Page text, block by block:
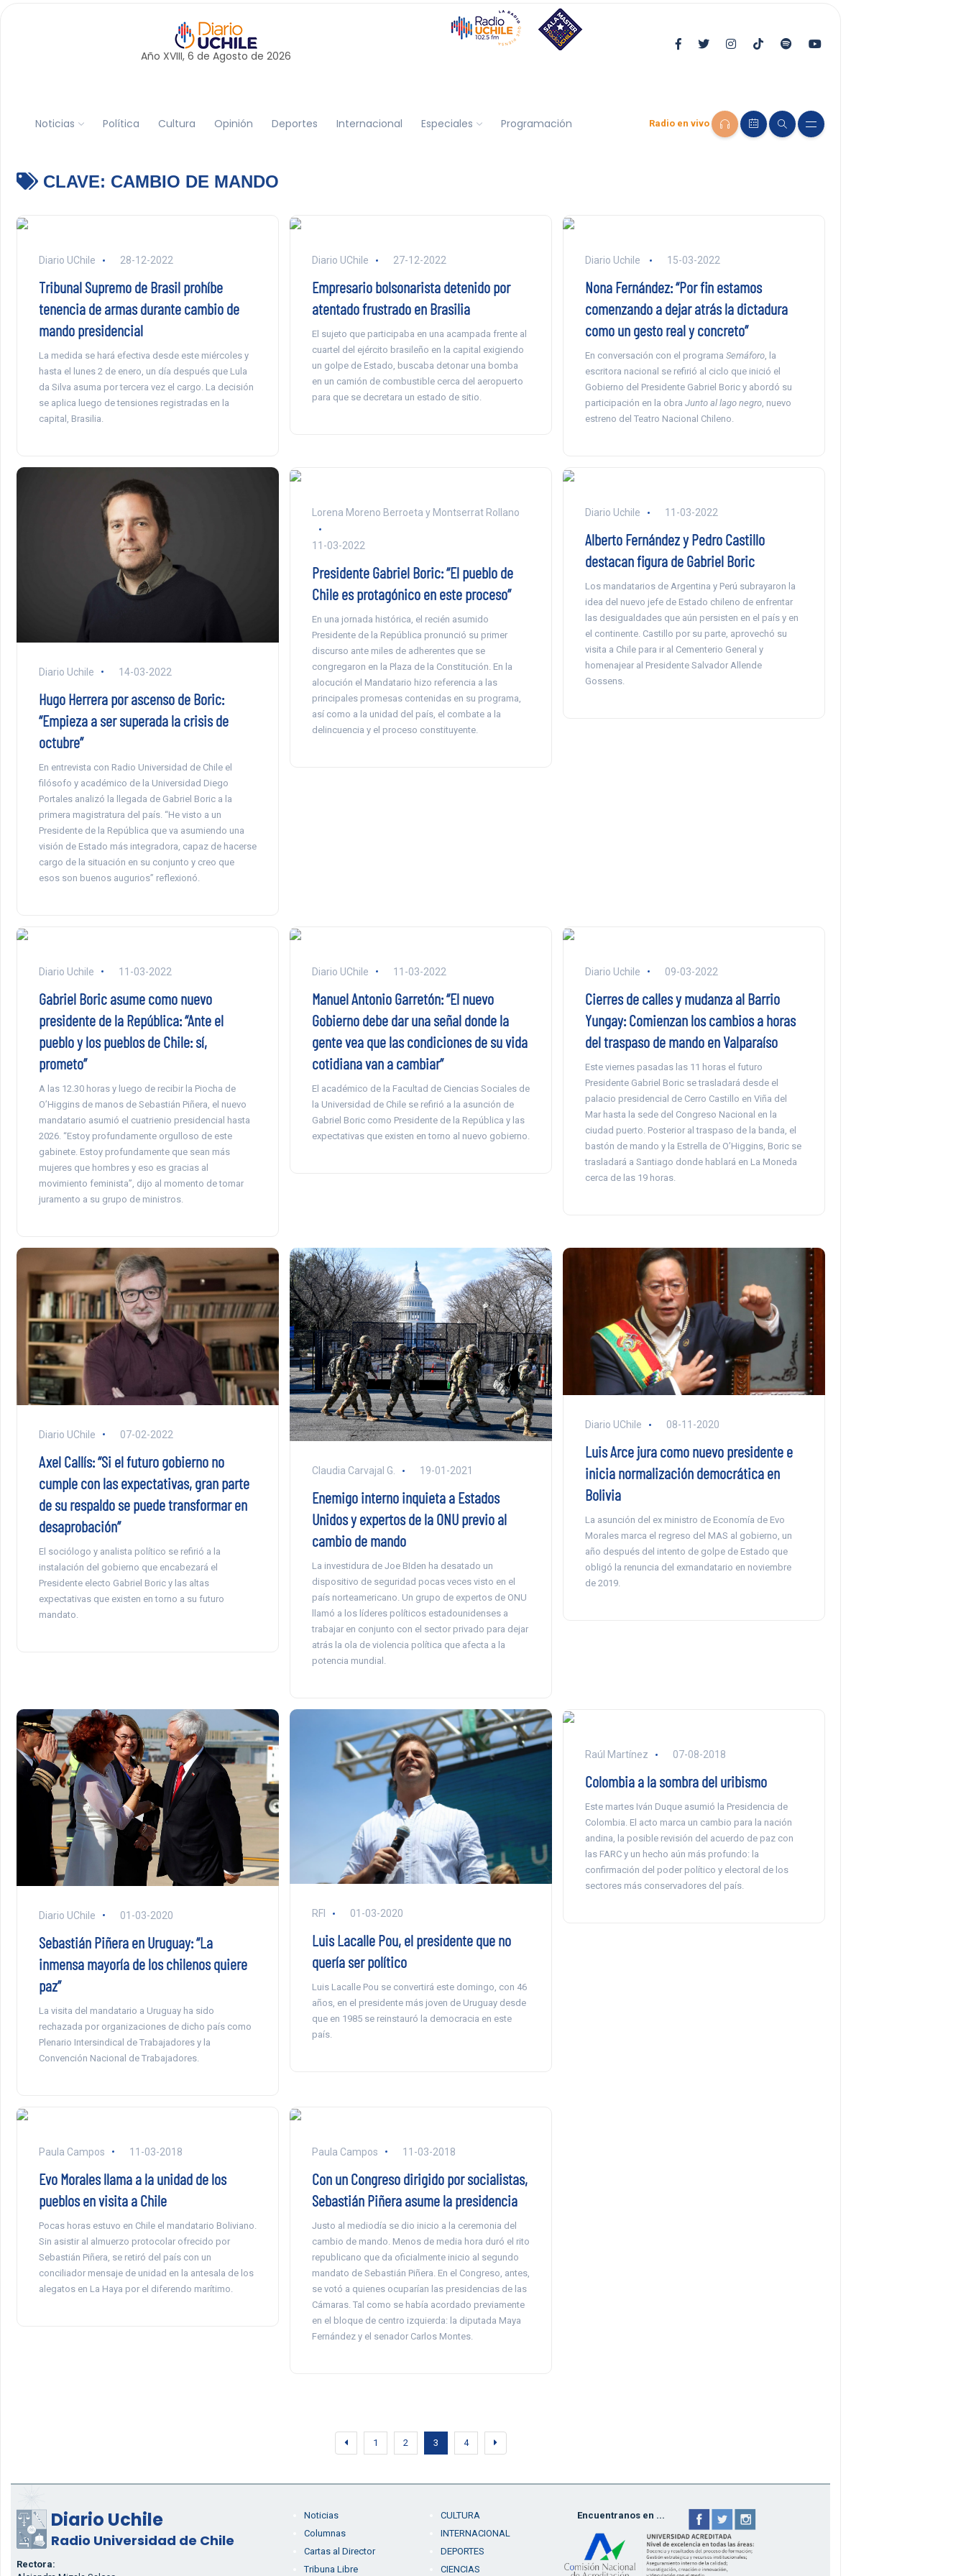
Año XVIII, 6 de Agosto de 2026
Noticias Política Cultura Opinión Deportes Internacional Especiales Programación Radio en vivo
CLAVE: CAMBIO DE MANDO
Diario UChile 28-12-2022
Tribunal Supremo de Brasil prohíbe
tenencia de armas durante cambio de
mando presidencial
La medida se hará efectiva desde este miércoles y
hasta el lunes 2 de enero, un día después que Lula
da Silva asuma por tercera vez el cargo. La decisión
se aplica luego de tensiones registradas en la
capital, Brasilia.
Diario UChile 27-12-2022
Empresario bolsonarista detenido por
atentado frustrado en Brasilia
El sujeto que participaba en una acampada frente al
cuartel del ejército brasileño en la capital exigiendo
un golpe de Estado, buscaba detonar una bomba
en un camión de combustible cerca del aeropuerto
para que se decretara un estado de sitio.
Diario Uchile 15-03-2022
Nona Fernández: “Por fin estamos
comenzando a dejar atrás la dictadura
como un gesto real y concreto”
En conversación con el programa Semáforo, la
escritora nacional se refirió al ciclo que inició el
Gobierno del Presidente Gabriel Boric y abordó su
participación en la obra Junto al lago negro, nuevo
estreno del Teatro Nacional Chileno.
Diario Uchile 14-03-2022
Hugo Herrera por ascenso de Boric:
“Empieza a ser superada la crisis de
octubre”
En entrevista con Radio Universidad de Chile el
filósofo y académico de la Universidad Diego
Portales analizó la llegada de Gabriel Boric a la
primera magistratura del país. “He visto a un
Presidente de la República que va asumiendo una
visión de Estado más integradora, capaz de hacerse
cargo de la situación en su conjunto y creo que
esos son buenos augurios” reflexionó.
Lorena Moreno Berroeta y Montserrat Rollano
11-03-2022
Presidente Gabriel Boric: “El pueblo de
Chile es protagónico en este proceso”
En una jornada histórica, el recién asumido
Presidente de la República pronunció su primer
discurso ante miles de adherentes que se
congregaron en la Plaza de la Constitución. En la
alocución el Mandatario hizo referencia a las
principales promesas contenidas en su programa,
así como a la unidad del país, el combate a la
delincuencia y el proceso constituyente.
Diario Uchile 11-03-2022
Alberto Fernández y Pedro Castillo
destacan figura de Gabriel Boric
Los mandatarios de Argentina y Perú subrayaron la
idea del nuevo jefe de Estado chileno de enfrentar
las desigualdades que aún persisten en el país y en
el continente. Castillo por su parte, aprovechó su
visita a Chile para ir al Cementerio General y
homenajear al Presidente Salvador Allende
Gossens.
Diario Uchile 11-03-2022
Gabriel Boric asume como nuevo
presidente de la República: “Ante el
pueblo y los pueblos de Chile: sí,
prometo”
A las 12.30 horas y luego de recibir la Piocha de
O’Higgins de manos de Sebastián Piñera, el nuevo
mandatario asumió el cuatrienio presidencial hasta
2026. “Estoy profundamente orgulloso de este
gabinete. Estoy profundamente que sean más
mujeres que hombres y eso es gracias al
movimiento feminista”, dijo al momento de tomar
juramento a su grupo de ministros.
Diario UChile 11-03-2022
Manuel Antonio Garretón: “El nuevo
Gobierno debe dar una señal donde la
gente vea que las condiciones de su vida
cotidiana van a cambiar”
El académico de la Facultad de Ciencias Sociales de
la Universidad de Chile se refirió a la asunción de
Gabriel Boric como Presidente de la República y las
expectativas que existen en torno al nuevo gobierno.
Diario Uchile 09-03-2022
Cierres de calles y mudanza al Barrio
Yungay: Comienzan los cambios a horas
del traspaso de mando en Valparaíso
Este viernes pasadas las 11 horas el futuro
Presidente Gabriel Boric se trasladará desde el
palacio presidencial de Cerro Castillo en Viña del
Mar hasta la sede del Congreso Nacional en la
ciudad puerto. Posterior al traspaso de la banda, el
bastón de mando y la Estrella de O’Higgins, Boric se
trasladará a Santiago donde hablará en La Moneda
cerca de las 19 horas.
Diario UChile 07-02-2022
Axel Callís: “Si el futuro gobierno no
cumple con las expectativas, gran parte
de su respaldo se puede transformar en
desaprobación”
El sociólogo y analista político se refirió a la
instalación del gobierno que encabezará el
Presidente electo Gabriel Boric y las altas
expectativas que existen en torno a su futuro
mandato.
Claudia Carvajal G. 19-01-2021
Enemigo interno inquieta a Estados
Unidos y expertos de la ONU previo al
cambio de mando
La investidura de Joe BIden ha desatado un
dispositivo de seguridad pocas veces visto en el
país norteamericano. Un grupo de expertos de ONU
llamó a los líderes políticos estadounidenses a
trabajar en conjunto con el sector privado para dejar
atrás la ola de violencia política que afecta a la
potencia mundial.
Diario UChile 08-11-2020
Luis Arce jura como nuevo presidente e
inicia normalización democrática en
Bolivia
La asunción del ex ministro de Economía de Evo
Morales marca el regreso del MAS al gobierno, un
año después del intento de golpe de Estado que
obligó la renuncia del exmandatario en noviembre
de 2019.
Diario UChile 01-03-2020
Sebastián Piñera en Uruguay: “La
inmensa mayoría de los chilenos quiere
paz”
La visita del mandatario a Uruguay ha sido
rechazada por organizaciones de dicho país como
Plenario Intersindical de Trabajadores y la
Convención Nacional de Trabajadores.
RFI 01-03-2020
Luis Lacalle Pou, el presidente que no
quería ser político
Luis Lacalle Pou se convertirá este domingo, con 46
años, en el presidente más joven de Uruguay desde
que en 1985 se reinstauró la democracia en este
país.
Raúl Martínez 07-08-2018
Colombia a la sombra del uribismo
Este martes Iván Duque asumió la Presidencia de
Colombia. El acto marca un cambio para la nación
andina, la posible revisión del acuerdo de paz con
las FARC y un hecho aún más profundo: la
confirmación del poder político y electoral de los
sectores más conservadores del país.
Paula Campos 11-03-2018
Evo Morales llama a la unidad de los
pueblos en visita a Chile
Pocas horas estuvo en Chile el mandatario Boliviano.
Sin asistir al almuerzo protocolar ofrecido por
Sebastián Piñera, se retiró del país con un
conciliador mensaje de unidad en la antesala de los
alegatos en La Haya por el diferendo marítimo.
Paula Campos 11-03-2018
Con un Congreso dirigido por socialistas,
Sebastián Piñera asume la presidencia
Justo al mediodía se dio inicio a la ceremonia del
cambio de mando. Menos de media hora duró el rito
republicano que da oficialmente inicio al segundo
mandato de Sebastián Piñera. En el Congreso, antes,
se votó a quienes ocuparían las presidencias de las
Cámaras. Tal como se había acordado previamente
en el bloque de centro izquierda: la diputada Maya
Fernández y el senador Carlos Montes.
1 2 3 4
Diario Uchile
Radio Universidad de Chile
Rectora:
Noticias
Columnas
Cartas al Director
Tribuna Libre
CULTURA
INTERNACIONAL
DEPORTES
CIENCIAS
Encuentranos en ...